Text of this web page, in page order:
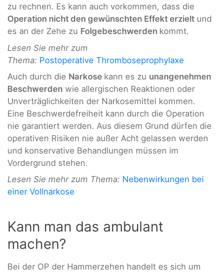
zu rechnen. Es kann auch vorkommen, dass die
Operation nicht den gewünschten Effekt erzielt und
es an der Zehe zu Folgebeschwerden kommt.
Lesen Sie mehr zum
Thema: Postoperative Thromboseprophylaxe
Auch durch die Narkose kann es zu unangenehmen
Beschwerden wie allergischen Reaktionen oder
Unverträglichkeiten der Narkosemittel kommen.
Eine Beschwerdefreiheit kann durch die Operation
nie garantiert werden. Aus diesem Grund dürfen die
operativen Risiken nie außer Acht gelassen werden
und konservative Behandlungen müssen im
Vordergrund stehen.
Lesen Sie mehr zum Thema: Nebenwirkungen bei
einer Vollnarkose
Kann man das ambulant
machen?
Bei der OP der Hammerzehen handelt es sich um